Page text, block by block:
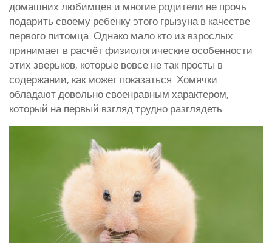
Инкубаторы
Здоровье кур
Разведение и содержание кур
Курятники и клетки
Полезное о курах
Индюки
Перепела
Утки
домашних любимцев и многие родители не прочь
подарить своему ребенку этого грызуна в качестве
первого питомца. Однако мало кто из взрослых
принимает в расчёт физиологические особенности
этих зверьков, которые вовсе не так просты в
содержании, как может показаться. Хомячки
обладают довольно своенравным характером,
который на первый взгляд трудно разглядеть.